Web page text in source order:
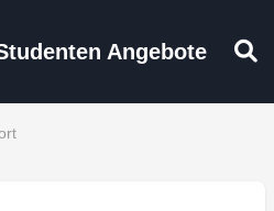
Angebote